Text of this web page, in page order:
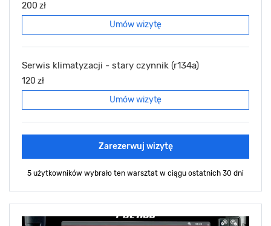
200 zł
Umów wizytę
Serwis klimatyzacji - stary czynnik (r134a)
120 zł
Umów wizytę
Zarezerwuj wizytę
5 użytkowników wybrało ten warsztat w ciągu ostatnich 30 dni